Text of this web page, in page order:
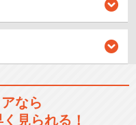
-WE LOVE RICE-
なら
見られる！